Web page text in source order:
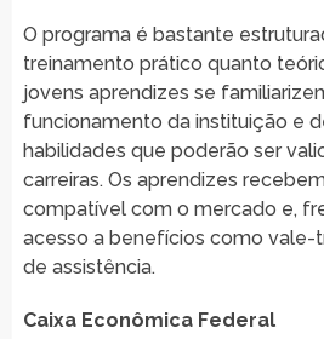
O programa é bastante
treinamento prático quanto
jovens aprendizes se
funcionamento da instituição e
habilidades que poderão ser
carreiras. Os aprendizes
compatível com o mercado e,
acesso a benefícios como vale-
de assistência.
Caixa Econômica Federal